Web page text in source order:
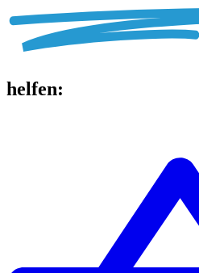
helfen: